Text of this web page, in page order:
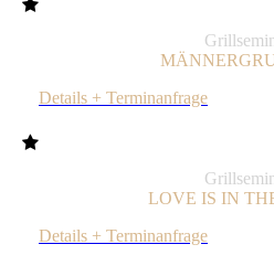
Details + Terminanfrage
LOVE IS IN
Details + Terminanfrage